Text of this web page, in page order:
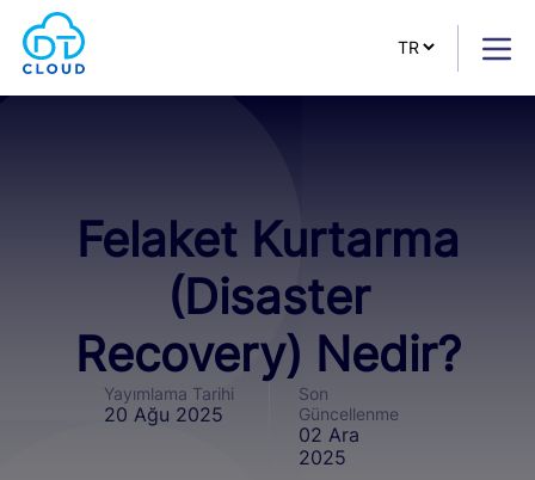
Felaket Kurtarma
(Disaster
Recovery) Nedir?
Yayımlama Tarihi
20 Ağu 2025
Son
Güncellenme
02 Ara
2025